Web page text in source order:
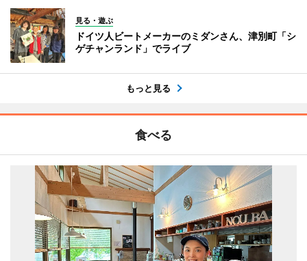
見る・遊ぶ
ドイツ人ビートメーカーのミダンさん、津別町「シ
ゲチャンランド」でライブ
もっと見る
食べる